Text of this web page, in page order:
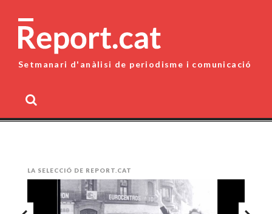
content
Setmanari d'anàlisi de periodisme i comunicació
LA SELECCIÓ DE REPORT.CAT